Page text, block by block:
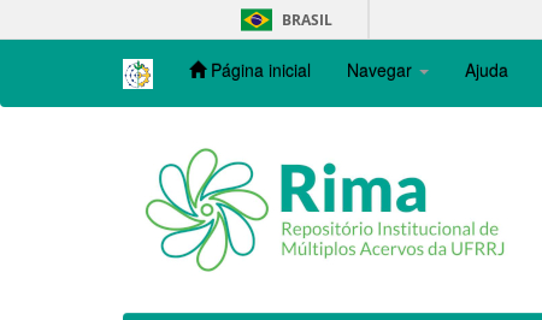
navigation
BRASIL
Página inicial Navegar Ajuda